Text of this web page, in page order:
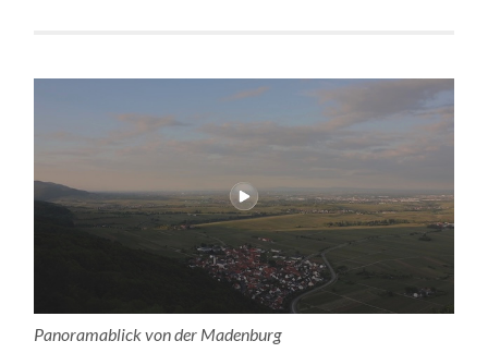
Panoramablick von der Madenburg